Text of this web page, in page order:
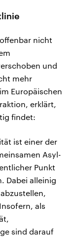
nicht
und
mehr
Europäischen
erklärt,
findet:
ist einer der
Asyl-
Punkt
Dabei alleinig
als
sind darauf